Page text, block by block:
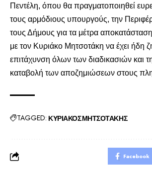
Πεντέλη, όπου θα πραγματοποιηθεί
τους αρμόδιους υπουργούς, την
τους Δήμους για τα μέτρα
με τον Κυριάκο Μητσοτάκη να έχει ήδη
επιτάχυνση όλων των διαδικασιών και
καταβολή των αποζημιώσεων στους
TAGGED: ΚΥΡΙΑΚΟΣ ΜΗΤΣΟΤΑΚΗΣ
Facebook